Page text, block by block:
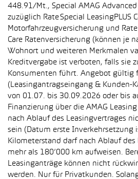
448.91/Mt., Special AMAG Advanced
zuzüglich Rate Special LeasingPLUS
Motorfahrzeugversicherung und Rate
Care Ratenversicherung (können je
Wohnort und weiteren Merkmalen
Kreditvergabe ist verboten, falls sie
Konsumenten führt. Angebot gültig
(Leasingantragseingang & Kunden-
von 01.07. bis 30.09.2026 oder bis
Finanzierung über die AMAG
nach Ablauf des Leasingvertrages
sein (Datum erste Inverkehrsetzung
Kilometerstand darf nach Ablauf
mehr als 180’000 km aufweisen.
Leasinganträge können nicht
werden. Nur für Privatkunden.